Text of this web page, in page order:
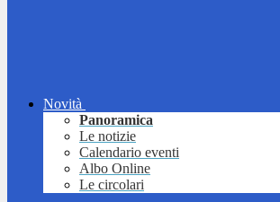
Novità
Panoramica
Le notizie
Calendario eventi
Albo Online
Le circolari